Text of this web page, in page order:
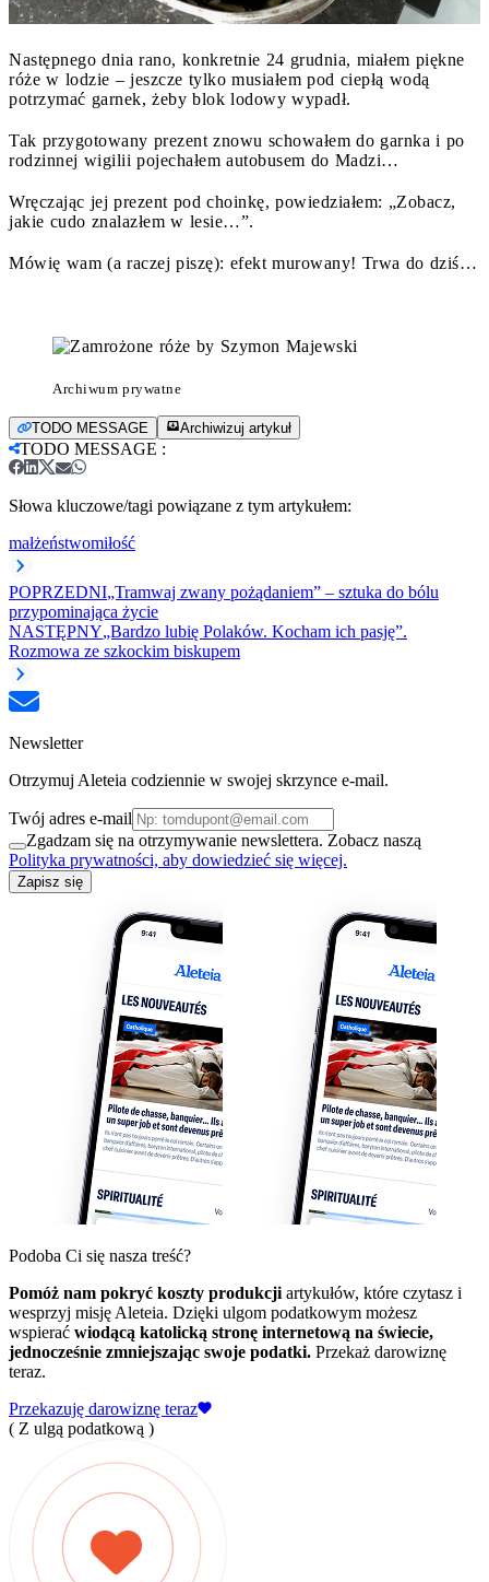
Następnego dnia rano, konkretnie 24 grudnia, miałem piękne
róże w lodzie – jeszcze tylko musiałem pod ciepłą wodą
potrzymać garnek, żeby blok lodowy wypadł.
Tak przygotowany prezent znowu schowałem do garnka i po
rodzinnej wigilii pojechałem autobusem do Madzi…
Wręczając jej prezent pod choinkę, powiedziałem: „Zobacz,
jakie cudo znalazłem w lesie…”.
Mówię wam (a raczej piszę): efekt murowany! Trwa do dziś…
Archiwum prywatne
TODO MESSAGE Archiwizuj artykuł
TODO MESSAGE :
Słowa kluczowe/tagi powiązane z tym artykułem:
małżeństwomiłość
POPRZEDNI„Tramwaj zwany pożądaniem” – sztuka do bólu
przypominająca życie
NASTĘPNY„Bardzo lubię Polaków. Kocham ich pasję”.
Rozmowa ze szkockim biskupem
Newsletter
Otrzymuj Aleteia codziennie w swojej skrzynce e-mail.
Twój adres e-mail
Zgadzam się na otrzymywanie newslettera. Zobacz naszą
Polityka prywatności, aby dowiedzieć się więcej.
Zapisz się
Podoba Ci się nasza treść?
Pomóż nam pokryć koszty produkcji artykułów, które czytasz i
wesprzyj misję Aleteia. Dzięki ulgom podatkowym możesz
wspierać wiodącą katolicką stronę internetową na świecie,
jednocześnie zmniejszając swoje podatki. Przekaż darowiznę
teraz.
Przekazuję darowiznę teraz
( Z ulgą podatkową )